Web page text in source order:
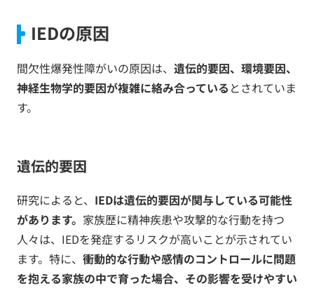
IEDの原因
間欠性爆発性障がいの原因は、 遺伝的要因、環境要因、
神経生物学的要因が複雑に絡み合っている とされていま
す。
遺伝的要因
研究によると、 IEDは遺伝的要因が関与している可能性
があります。 家族歴に精神疾患や攻撃的な行動を持つ
人々は、IEDを発症するリスクが高いことが示されてい
ます。特に、 衝動的な行動や感情のコントロールに問題
を抱える家族の中で育った場合、その影響を受けやすい